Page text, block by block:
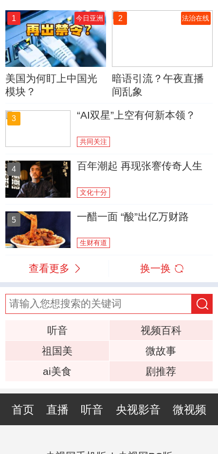
1 今日亚洲
美国为何盯上中国光
模块？
2 法治在线
暗语引流？午夜直播
间乱象
3 “AI双星”上空有何新本领？
共同关注
4 百年潮起 再现张謇传奇人生
文化十分
5 一醋一面 “酸”出亿万财路
生财有道
查看更多 换一换
听音
视频百科
祖国美
微故事
ai美食
剧推荐
首页 直播 听音 央视影音 微视频